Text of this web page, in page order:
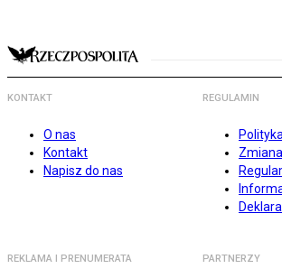
KONTAKT
O nas
Kontakt
Napisz do nas
REGULAMIN
REKLAMA I PRENUMERATA PARTNERZY